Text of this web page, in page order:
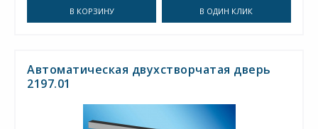
В КОРЗИНУ В ОДИН КЛИК
Автоматическая двухстворчатая дверь
2197.01